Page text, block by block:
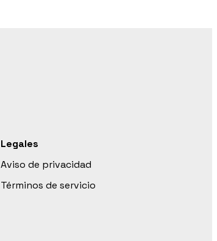
Legales
Aviso de privacidad
Términos de servicio